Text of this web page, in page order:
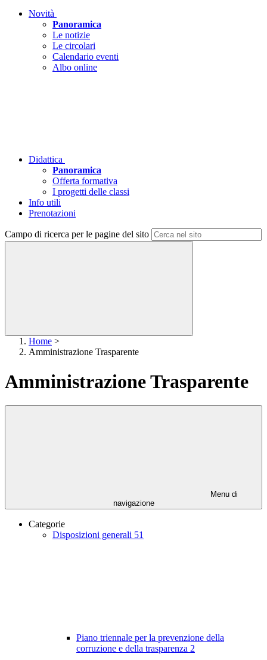
Novità
Panoramica
Le notizie
Le circolari
Calendario eventi
Albo online
Didattica
Panoramica
Offerta formativa
I progetti delle classi
Info utili
Prenotazioni
Campo di ricerca per le pagine del sito
Home >
Amministrazione Trasparente
Amministrazione Trasparente
Menu di
navigazione
Categorie
Disposizioni generali 51
Piano triennale per la prevenzione della
corruzione e della trasparenza 2